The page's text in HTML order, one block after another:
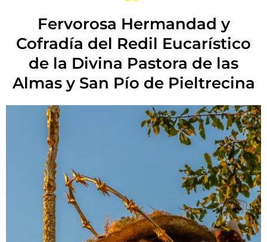
Fervorosa Hermandad y
Cofradía del Redil Eucarístico
de la Divina Pastora de las
Almas y San Pío de Pieltrecina